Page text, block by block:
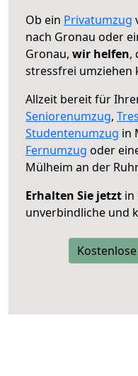
Ob ein Privatumzug
nach Gronau oder
Gronau, wir helfen,
stressfrei umziehen
Allzeit bereit für
Seniorenumzug,
Studentenumzug in
Fernumzug oder
Mülheim an der
Erhalten Sie jetzt in
unverbindliche und